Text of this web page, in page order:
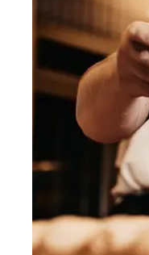
People
Lifestyle
Corporate